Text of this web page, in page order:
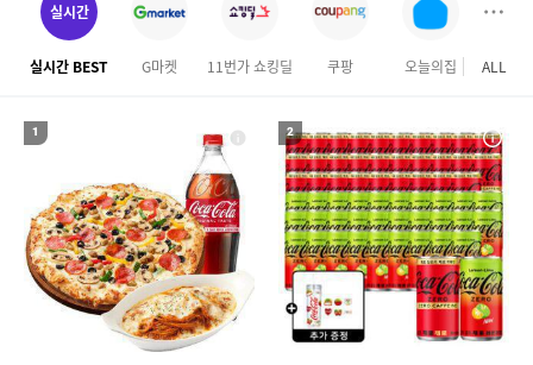
14 프라스틱서랍장
16 부산엘시티 메가커피 라이트라이드 360 ALL
실시간
실시간 BEST G마켓 11번가 쇼킹딜 쿠팡 오늘의집
1 2